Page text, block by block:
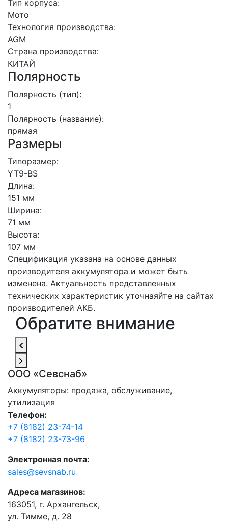
Тип корпуса:
Мото
Технология производства:
AGM
Страна производства:
КИТАЙ
Полярность
Полярность (тип):
1
Полярность (название):
прямая
Размеры
Типоразмер:
YT9-BS
Длина:
151 мм
Ширина:
71 мм
Высота:
107 мм
Спецификация указана на основе данных
производителя аккумулятора и может быть
изменена. Актуальность представленных
технических характеристик уточнаяйте на сайтах
производителей АКБ.
Обратите внимание
ООО «Севснаб»
Аккумуляторы: продажа, обслуживание,
утилизация
Телефон:
+7 (8182) 23-74-14
+7 (8182) 23-73-96
Электронная почта:
sales@sevsnab.ru
Адреса магазинов:
163051, г. Архангельск,
ул. Тимме, д. 28